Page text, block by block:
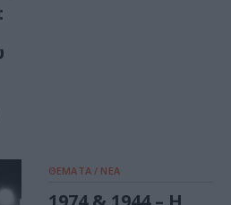
ΘΕΜΑΤΑ / ΝΕΑ